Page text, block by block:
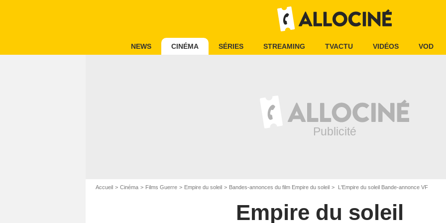
NEWS CINÉMA SÉRIES STREAMING TVACTU VIDÉOS VOD
Accueil Cinéma Films Guerre Empire du soleil Bandes-annonces du film Empire du soleil L'Empire du soleil Bande-annonce VF
Empire du soleil